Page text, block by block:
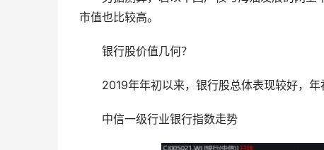
市值也比较高。
银行股价值几何？
2019年年初以来，银行股总体表现较好，年
中信一级行业银行指数走势